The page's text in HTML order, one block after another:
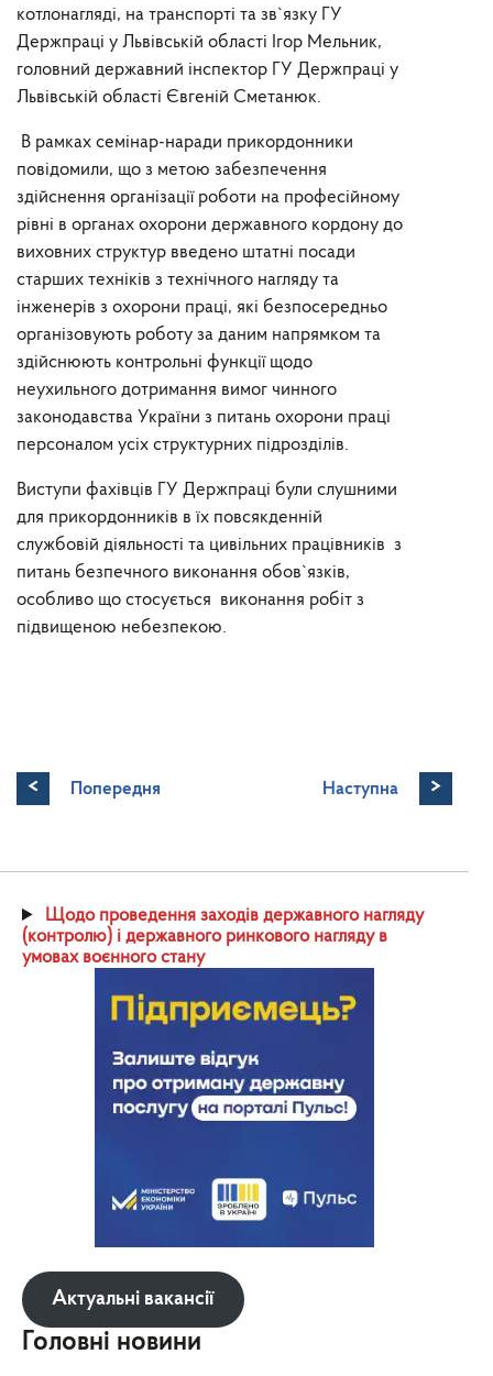
котлонагляді, на транспорті та зв`язку ГУ
Держпраці у Львівській області Ігор Мельник,
головний державний інспектор ГУ Держпраці у
Львівській області Євгеній Сметанюк.
В рамках семінар-наради прикордонники
повідомили, що з метою забезпечення
здійснення організації роботи на професійному
рівні в органах охорони державного кордону до
виховних структур введено штатні посади
старших техніків з технічного нагляду та
інженерів з охорони праці, які безпосередньо
організовують роботу за даним напрямком та
здійснюють контрольні функції щодо
неухильного дотримання вимог чинного
законодавства України з питань охорони праці
персоналом усіх структурних підрозділів.
Виступи фахівців ГУ Держпраці були слушними
для прикордонників в їх повсякденній
службовій діяльності та цивільних працівників з
питань безпечного виконання обов`язків,
особливо що стосується виконання робіт з
підвищеною небезпекою.
< Попередня Наступна >
Щодо проведення заходів державного нагляду
(контролю) і державного ринкового нагляду в
умовах воєнного стану
Актуальні вакансії
Головні новини